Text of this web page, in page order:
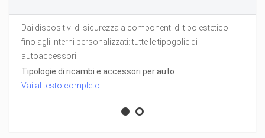
Dai dispositivi di sicurezza a componenti di tipo estetico
fino agli interni personalizzati: tutte le tipogolie di
autoaccessori
Tipologie di ricambi e accessori per auto
Vai al testo completo